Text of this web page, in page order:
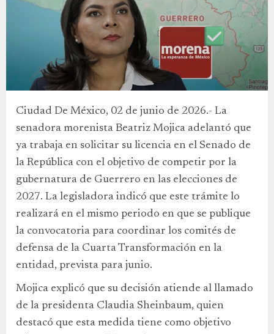
Ciudad De México, 02 de junio de 2026.- La
senadora morenista Beatriz Mojica adelantó que
ya trabaja en solicitar su licencia en el Senado de
la República con el objetivo de competir por la
gubernatura de Guerrero en las elecciones de
2027. La legisladora indicó que este trámite lo
realizará en el mismo periodo en que se publique
la convocatoria para coordinar los comités de
defensa de la Cuarta Transformación en la
entidad, prevista para junio.
Mojica explicó que su decisión atiende al llamado
de la presidenta Claudia Sheinbaum, quien
destacó que esta medida tiene como objetivo